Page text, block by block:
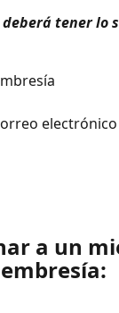
deberá tener lo
a un